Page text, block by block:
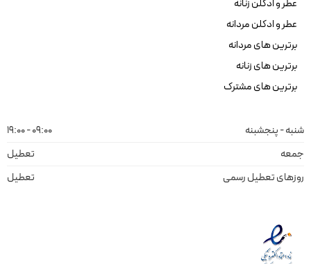
عطر و ادکلن زنانه
عطر و ادکلن مردانه
برترین های مردانه
برترین های زنانه
برترین های مشترک
شنبه - پنجشبنه
09:00 - 19:00
جمعه
تعطیل
روزهای تعطیل رسمی
تعطیل